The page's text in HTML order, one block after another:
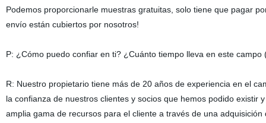
Podemos proporcionarle muestras gratuitas, solo tiene que pagar
envío están cubiertos por nosotros!
P: ¿Cómo puedo confiar en ti? ¿Cuánto tiempo lleva en este
R: Nuestro propietario tiene más de 20 años de experiencia en el
la confianza de nuestros clientes y socios que hemos podido
amplia gama de recursos para el cliente a través de una